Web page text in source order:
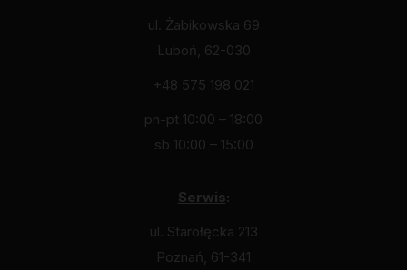
ul. Żabikowska 69
Luboń, 62-030
+48 575 198 021
pn-pt 10:00 – 18:00
sb 10:00 – 15:00
Serwis:
ul. Starołęcka 213
Poznań, 61-341